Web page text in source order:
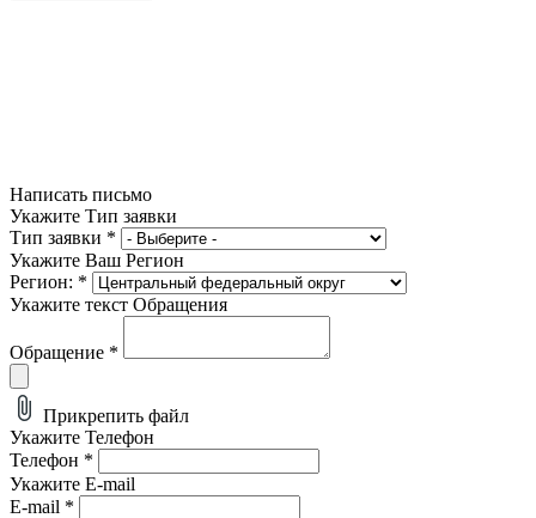
Написать письмо
Укажите Тип заявки
Тип заявки *
Укажите Ваш Регион
Регион: *
Укажите текст Обращения
Обращение *
Прикрепить файл
Укажите Телефон
Телефон *
Укажите E-mail
E-mail *